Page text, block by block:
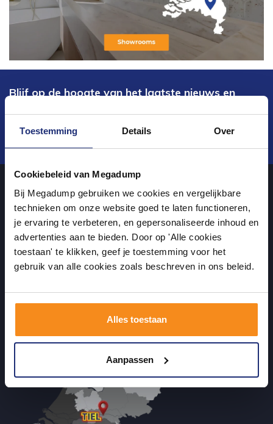
Toestemming Details Over
Cookiebeleid van Megadump
Bij Megadump gebruiken we cookies en vergelijkbare
technieken om onze website goed te laten functioneren,
je ervaring te verbeteren, en gepersonaliseerde inhoud en
advertenties aan te bieden. Door op 'Alle cookies
toestaan' te klikken, geef je toestemming voor het
gebruik van alle cookies zoals beschreven in ons beleid.
Alles toestaan
Aanpassen
Blijf op de hoogte van het laatste nieuws en
Verstuur
Over ons
Uw sanitairwinkel in Tiel waar u niet alleen in onze showroom
terecht kunt voor badkamertegels en sanitair, maar ook via de